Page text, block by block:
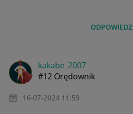
ODPOWIEDZ
kakabe_2007
#12 Orędownik
‎16-07-2024 11:59